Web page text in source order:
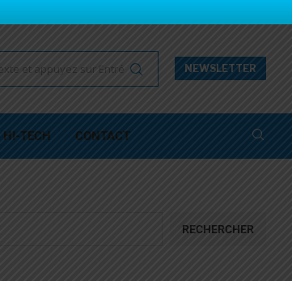
NEWSLETTER
HI-TECH CONTACT
RECHERCHER